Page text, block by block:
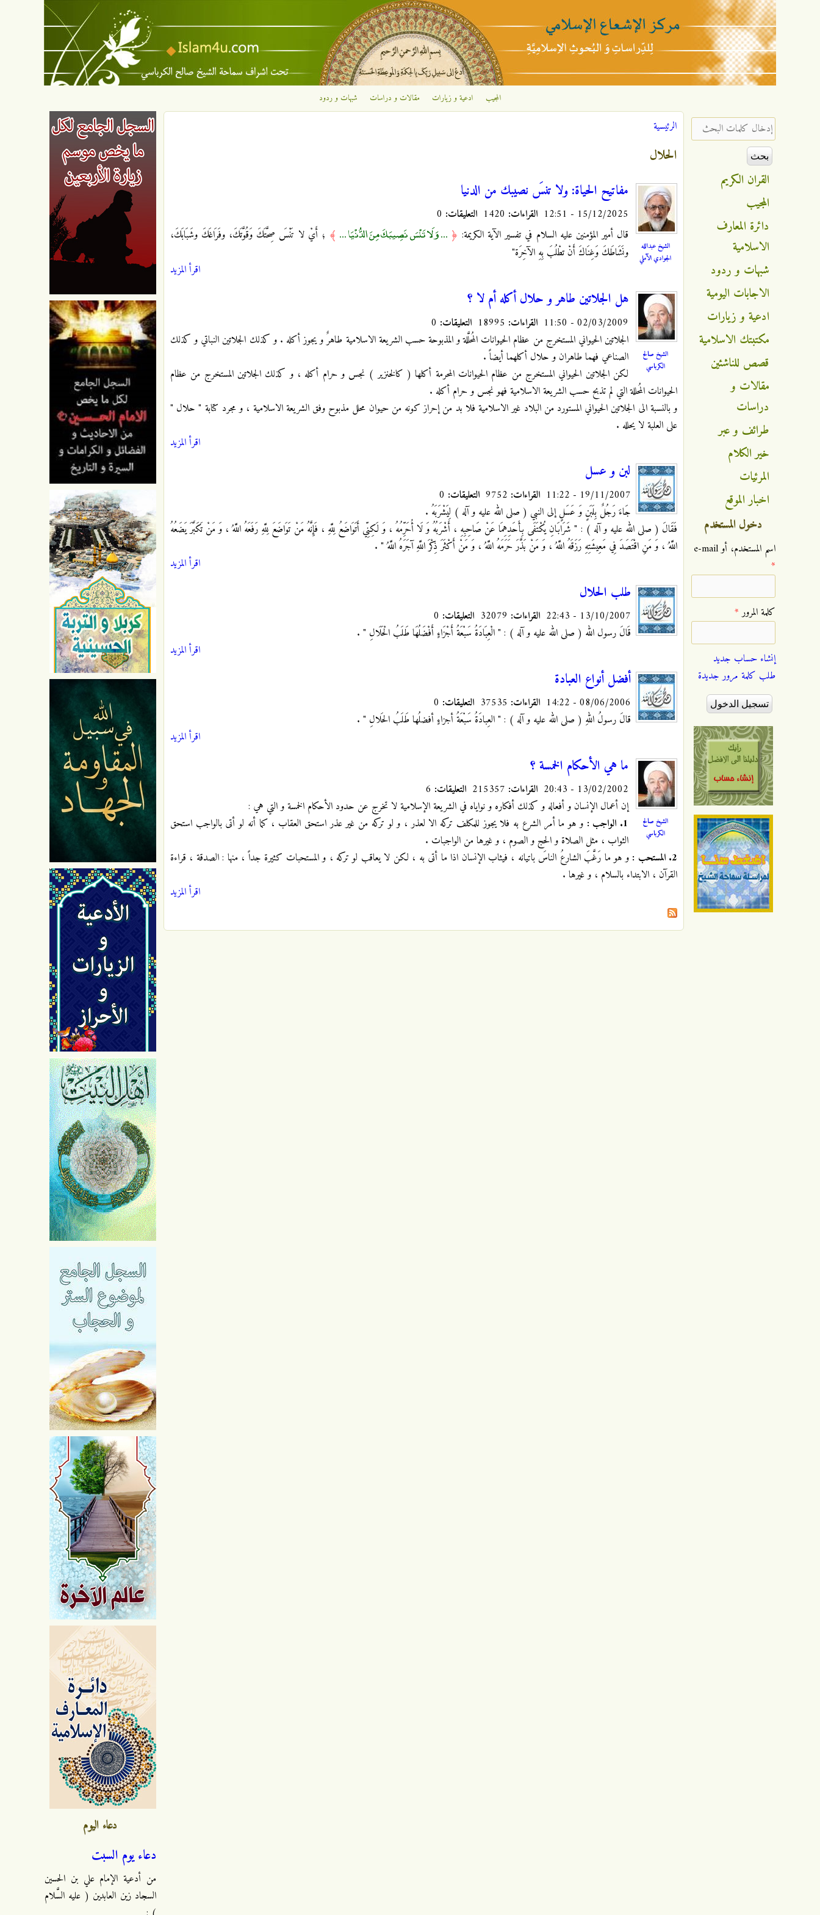
تجاوز إلى المحتوى الرئيسي
الإشعاع
الإسلامي
المجيب ادعية و زيارات مقالات و دراسات شبهات و ردود
أنت هنا
الرئيسية
الحلال
الشيخ عبدالله
الجوادي الآملي
مفاتيح الحياة: ولا تنسَ نصيبك من الدنيا
15/12/2025 - 12:51 القراءات: التعليقات:
قال أمير المؤمنين عليه السلام في تفسير الآية الكريمة: ﴿ ... وَلَا تَنْسَ نَصِيبَكَ مِنَ الدُّنْيَا ... ﴾ ؛ أَيْ لا تَنْسَ صِحَّتَكَ وَقُوَّتَكَ، وفَرَاغَكَ وشَبَابَكَ،
ونَشَاطَكَ وَغِنَاكَ أَنْ تطْلُبَ بِهِ الآخِرَة"
اقرأ المزيد
الشيخ صالح
الكرباسي
هل الجلاتين طاهر و حلال أكله أم لا ؟
02/03/2009 - 11:50 القراءات: التعليقات:
الجلاتين الحيواني المستخرج من عظام الحيوانات المُحلَّلة و المذبوحة حسب الشريعة الاسلامية طاهرٌ و يجوز أكله . و كذلك الجلاتين النباتي و كذلك
الصناعي فهما طاهران و حلال أكلهما أيضاً .
لكن الجلاتين الحيواني المستخرج من عظام الحيوانات المحرمة أكلها ( كالخنزير ) نجس و حرام أكله ، و كذلك الجلاتين المستخرج من عظام
الحيوانات المُحللة التي لم تذبح حسب الشريعة الاسلامية فهو نجس و حرام أكله .
و بالنسبة الى الجلاتين الحيواني المستورد من البلاد غير الاسلامية فلا بد من إحراز كونه من حيوان محلل مذبوح وفق الشريعة الاسلامية ، و مجرد كتابة " حلال "
على العلبة لا يحلله .
اقرأ المزيد
لبن و عسل
19/11/2007 - 11:22 القراءات: التعليقات:
جَاءَ رَجُلٌ بِلَبَنٍ وَ عَسَلٍ إلى النبي ( صلى الله عليه و آله ) لِيَشْرَبَهُ .
فَقَالَ ( صلى الله عليه و آله ) : " شَرَابَانِ يُكْتَفَى بِأَحَدِهِمَا عَنْ صَاحِبِهِ ، أَشْرَبُهُ وَ لَا أُحَرِّمُهُ ، وَ لَكِنِّي أَتَوَاضَعُ لِلَّهِ ، فَإِنَّهُ مَنْ تَوَاضَعَ لِلَّهِ رَفَعَهُ اللَّهُ ، وَ مَنْ تَكَبَّرَ يَضَعُهُ
اللَّهُ ، وَ مَنِ اقْتَصَدَ فِي مَعِيشَتِهِ رَزَقَهُ اللَّهُ ، وَ مَنْ بَذَّرَ حَرَمَهُ اللَّهُ ، وَ مَنْ أَكْثَرَ ذِكْرَ اللَّهِ آجَرَهُ اللَّهُ " .
اقرأ المزيد
طلب الحلال
13/10/2007 - 22:43 القراءات: التعليقات:
قَالَ رسول الله ( صلى الله عليه و آله ) : " الْعِبَادَةُ سَبْعَةُ أَجْزَاءٍ أَفْضَلُهَا طَلَبُ الْحَلَالِ " .
اقرأ المزيد
أفضل أنواع العبادة
08/06/2006 - 14:22 القراءات: التعليقات:
قالَ رسولُ اللهِ ( صلى الله عليه و آله ) : " العِبادَةُ سَبْعَةُ أجزاءٍ أفضلُها طَلَبُ الحَلالِ " .
اقرأ المزيد
الشيخ صالح
الكرباسي
ما هي الأحكام الخمسة ؟
13/02/2002 - 20:43 القراءات: التعليقات:
إن أعمال الإنسان و أفعاله و كذلك أفكاره و نواياه في الشريعة الإسلامية لا تخرج عن حدود الأحكام الخمسة و التي هي :
1. الواجب :
و هو ما أمر الشرع به فلا يجوز للمكلف تركه الا لعذر ، و لو تركه من غير عذر استحق العقاب ، كما أنه لو أتى بالواجب استحق
الثواب ، مثل الصلاة و الحج و الصوم ، و غيرها من الواجبات .
2. المستحب :
و هو ما رَغَّبَ الشارعُ الناسَ باتيانه ، فيثاب الإنسان اذا ما أتى به ، لكن لا يعاقب لو تركه ، و المستحبات كثيرة جداً ، منها : الصدقة ، قراءة
القرآن ، الابتداء بالسلام ، و غيرها .
اقرأ المزيد
دعاء اليوم
دعاء يوم السبت
من أدعية الإمام علي بن الحسين
السجاد زين العابدين ( عليه السَّلام
‏إدخال كلمات البحث ‏
القران الكريم
المجيب
دائرة المعارف
الاسلامية
شبهات و ردود
الاجابات اليومية
ادعية و زيارات
مكتبتك الاسلامية
قصص للناشئين
مقالات و
دراسات
طرائف و عبر
خير الكلام
المرئيات
اخبار الموقع
دخول المستخدم
‏اسم المستخدم، أو e-mail
*
‏كلمة المرور ‏*
إنشاء حساب جديد
طلب كلمة مرور جديدة